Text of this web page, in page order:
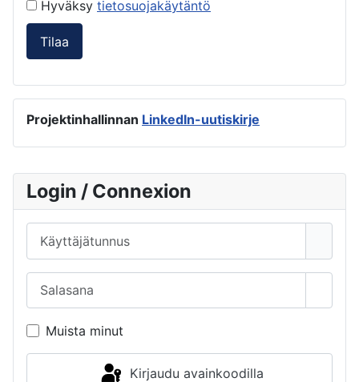
Login / Connexion
Muista minut
Kirjaudu avainkoodilla
Hyväksy tietosuojakäytäntö
Tilaa
Projektinhallinnan LinkedIn-uutiskirje